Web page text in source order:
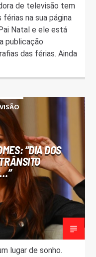
de televisão tem
na sua página
Natal e ele está
publicação
das férias. Ainda
“DIA DOS
lugar de sonho.